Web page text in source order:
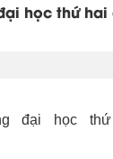
học thứ
đại học